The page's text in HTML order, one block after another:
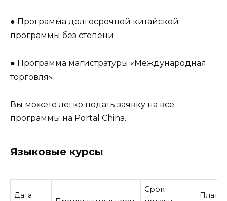
● Программа долгосрочной китайской
программы без степени
● Программа магистратуры «Международная
торговля»
Вы можете легко подать заявку на все
программы на Portal China.
Языковые курсы
Дата
Срок
Плата